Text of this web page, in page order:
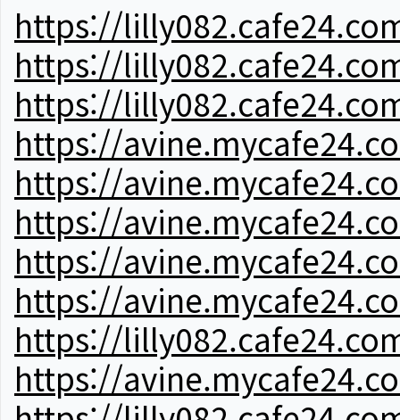
https://
https://
https://
https://
https://
https://
https://
https://
https://
https://